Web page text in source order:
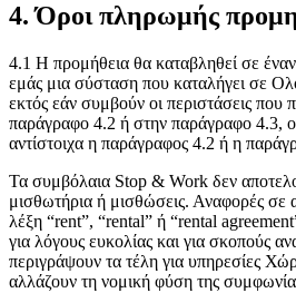
4. Όροι πληρωμής
4.1 Η προμήθεια θα καταβληθεί σε
εμάς μια σύσταση που καταλήγει σε
εκτός εάν συμβούν οι περιστάσεις που
παράγραφο 4.2 ή στην παράγραφο 4.3,
αντίστοιχα η παράγραφος 4.2 ή η
Τα συμβόλαια Stop & Work δεν
μισθωτήρια ή μισθώσεις. Αναφορές σε
λέξη “rent”, “rental” ή “rental
για λόγους ευκολίας και για σκοπούς
περιγράψουν τα τέλη για υπηρεσίες
αλλάζουν τη νομική φύση της